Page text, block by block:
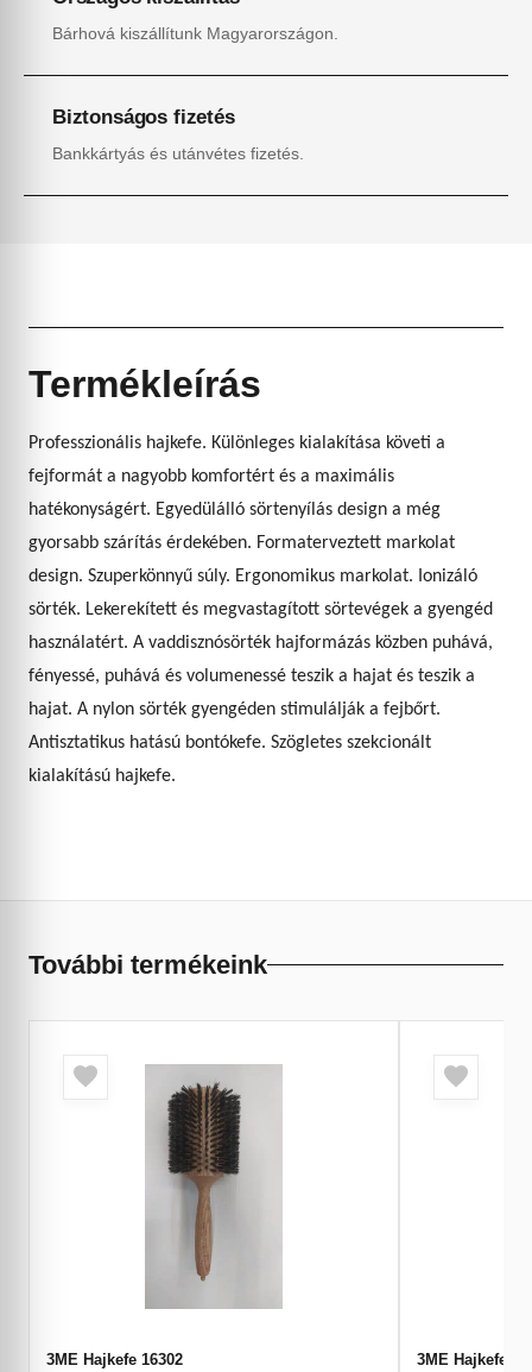
Bárhová kiszállítunk Magyarországon.
Biztonságos fizetés
Bankkártyás és utánvétes fizetés.
Termékleírás
Professzionális hajkefe. Különleges kialakítása követi a
fejformát a nagyobb komfortért és a maximális
hatékonyságért. Egyedülálló sörtenyílás design a még
gyorsabb szárítás érdekében. Formaterveztett markolat
design. Szuperkönnyű súly. Ergonomikus markolat. Ionizáló
sörték. Lekerekített és megvastagított sörtevégek a gyengéd
használatért. A vaddisznósörték hajformázás közben puhává,
fényessé, puhává és volumenessé teszik a hajat és teszik a
hajat. A nylon sörték gyengéden stimulálják a fejbőrt.
Antisztatikus hatású bontókefe. Szögletes szekcionált
kialakítású hajkefe.
További termékeink
3ME Hajkefe 16302 3ME Hajkefe